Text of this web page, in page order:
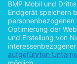
Glücksgefühl, so
die sich in einer
Ausschaltung des
Denkens und der
kommt es zu der so
was als